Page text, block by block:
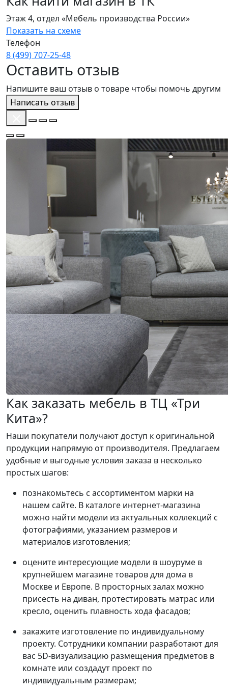
Этаж 4, отдел «Мебель производства России»
Показать на схеме
Телефон
8 (499) 707‑25‑48
Оставить отзыв
Напишите ваш отзыв о товаре чтобы помочь другим
Написать отзыв
Как заказать мебель в ТЦ «Три
Кита»?
Наши покупатели получают доступ к оригинальной
продукции напрямую от производителя. Предлагаем
удобные и выгодные условия заказа в несколько
простых шагов:
познакомьтесь с ассортиментом марки на
нашем сайте. В каталоге интернет-магазина
можно найти модели из актуальных коллекций с
фотографиями, указанием размеров и
материалов изготовления;
оцените интересующие модели в шоуруме в
крупнейшем магазине товаров для дома в
Москве и Европе. В просторных залах можно
присесть на диван, протестировать матрас или
кресло, оценить плавность хода фасадов;
закажите изготовление по индивидуальному
проекту. Сотрудники компании разработают для
вас 5D-визуализацию размещения предметов в
комнате или создадут проект по
индивидуальным размерам;